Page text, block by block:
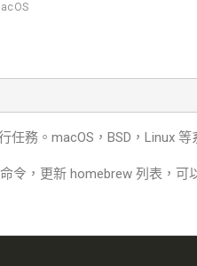
務。macOS，BSD，Linux 等
令，更新 homebrew 列表，可